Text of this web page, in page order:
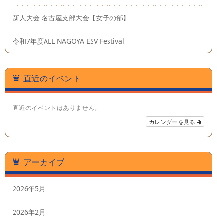
新人大会 名古屋支部大会【女子の部】
令和7年度ALL NAGOYA ESV Festival
直近のイベント
直近のイベントはありません。
カレンダーを見る
アーカイブ
2026年5月
2026年2月